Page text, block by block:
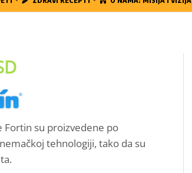
Fortin su proizvedene po
tehnologiji, tako da su